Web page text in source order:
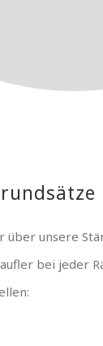
über unsere
bei jeder